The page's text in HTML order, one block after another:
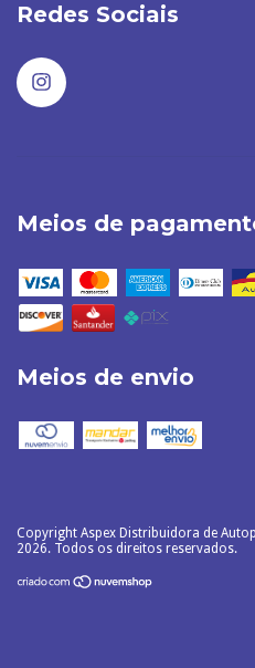
Redes Sociais
Meios de
Meios de envio
Copyright Aspex Distribuidora de
2026. Todos os direitos reservados.